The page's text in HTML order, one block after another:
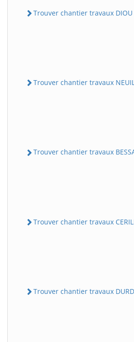
Trouver chantier travaux DIOU
Trouver chantier travaux
Trouver chantier travaux
Trouver chantier travaux
Trouver chantier travaux